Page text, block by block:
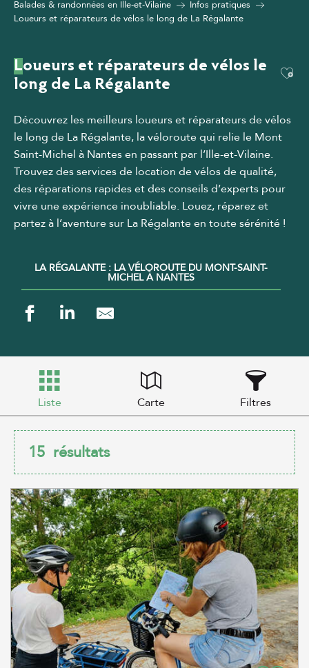
Balades & randonnées en Ille-et-Vilaine
Infos pratiques
Loueurs et réparateurs de vélos le long de La Régalante
Loueurs et réparateurs de vélos le
long de La Régalante
Découvrez les meilleurs loueurs et réparateurs de vélos
le long de La Régalante, la véloroute qui relie le Mont
Saint-Michel à Nantes en passant par l’Ille-et-Vilaine.
Trouvez des services de location de vélos de qualité,
des réparations rapides et des conseils d’experts pour
vivre une expérience inoubliable. Louez, réparez et
partez à l’aventure sur La Régalante en toute sérénité !
LA RÉGALANTE : LA VÉLOROUTE DU MONT-SAINT-
MICHEL À NANTES
Liste Carte Filtres
15 résultats